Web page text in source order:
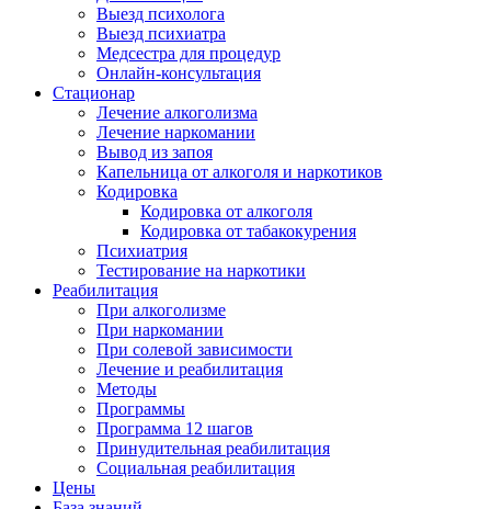
Выезд психолога
Выезд психиатра
Медсестра для процедур
Онлайн-консультация
Стационар
Лечение алкоголизма
Лечение наркомании
Вывод из запоя
Капельница от алкоголя и наркотиков
Кодировка
Кодировка от алкоголя
Кодировка от табакокурения
Психиатрия
Тестирование на наркотики
Реабилитация
При алкоголизме
При наркомании
При солевой зависимости
Лечение и реабилитация
Методы
Программы
Программа 12 шагов
Принудительная реабилитация
Социальная реабилитация
Цены